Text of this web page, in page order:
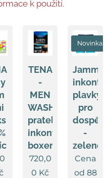
k použití.
TENA
-
MEN
WASHABLE
pratelné
inkontinenční
boxerky
720,0
0 Kč
plavky
pro
-
Novinka
Cena
od 88